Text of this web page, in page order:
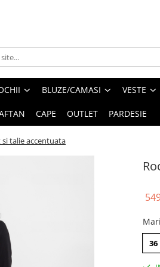
BLUZE/CAMASI VESTE
CAPE OUTLET PARDESIE
talie accentuata
36